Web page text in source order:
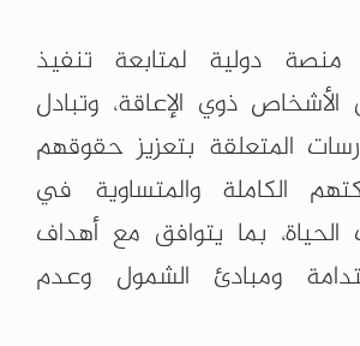
منصة دولية لمتابعة تنفيذ
ذوي الإعاقة، وتبادل
المتعلقة بتعزيز حقوقهم
الكاملة والمتساوية في
بما يتوافق مع أهداف
ومبادئ الشمول وعدم